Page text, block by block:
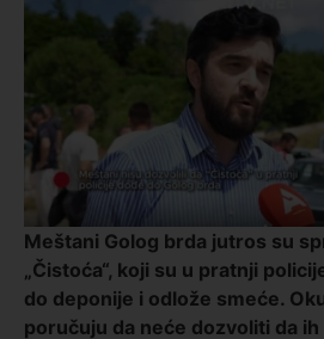
Meštani Golog brda jutros su
„Čistoća“, koji su u pratnji
do deponije i odlože smeće.
poručuju da neće dozvoliti da